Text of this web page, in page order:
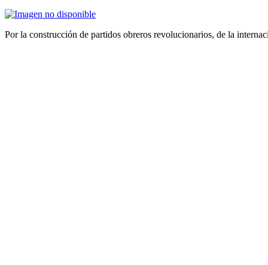
Por la construcción de partidos obreros revolucionarios, de la